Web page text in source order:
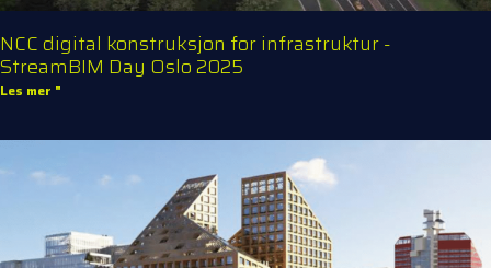
NCC digital konstruksjon for infrastruktur -
StreamBIM Day Oslo 2025
Les mer "